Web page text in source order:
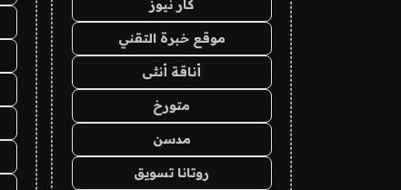
كار نيوز
موقع خبرة التقني
أناقة أنثى
متورخ
مدسن
روتانا تسويق